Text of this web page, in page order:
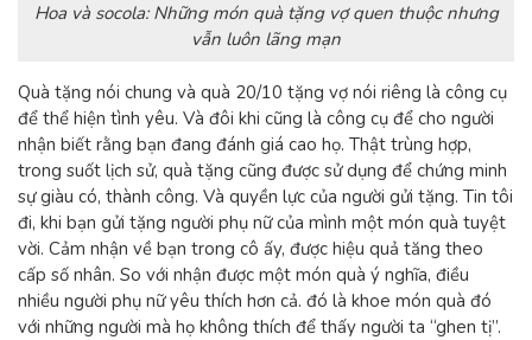
Hoa và socola: Những món quà tặng vợ quen thuộc nhưng
vẫn luôn lãng mạn
Quà tặng nói chung và quà 20/10 tặng vợ nói riêng là công cụ
để thể hiện tình yêu. Và đôi khi cũng là công cụ để cho người
nhận biết rằng bạn đang đánh giá cao họ. Thật trùng hợp,
trong suốt lịch sử, quà tặng cũng được sử dụng để chứng minh
sự giàu có, thành công. Và quyền lực của người gửi tặng. Tin tôi
đi, khi bạn gửi tặng người phụ nữ của mình một món quà tuyệt
vời. Cảm nhận về bạn trong cô ấy, được hiệu quả tăng theo
cấp số nhân. So với nhận được một món quà ý nghĩa, điều
nhiều người phụ nữ yêu thích hơn cả. đó là khoe món quà đó
với những người mà họ không thích để thấy người ta “ghen tị”.